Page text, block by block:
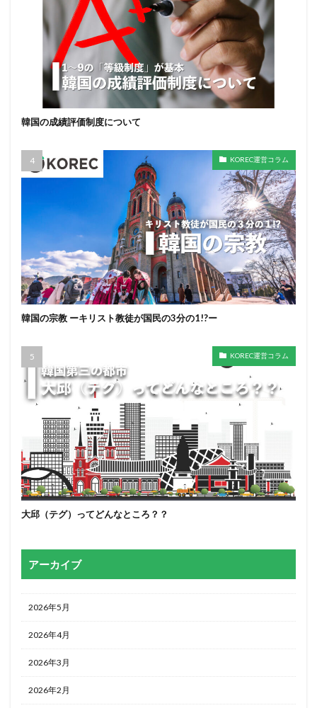
韓国の成績評価制度について
KOREC運営コラム
韓国の宗教 ーキリスト教徒が国民の3分の1!?ー
KOREC運営コラム
大邱（テグ）ってどんなところ？？
アーカイブ
2026年5月
2026年4月
2026年3月
2026年2月